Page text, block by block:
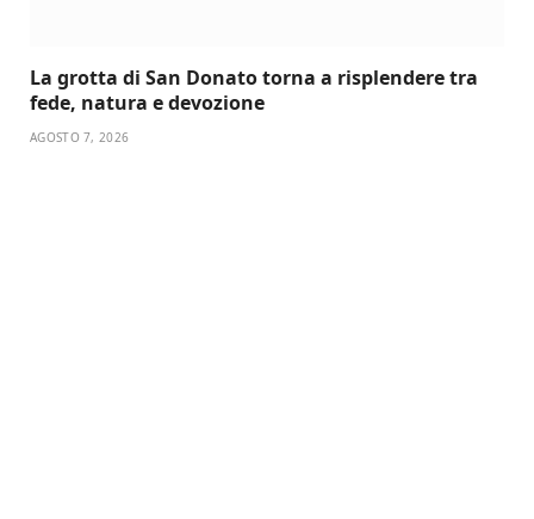
La grotta di San Donato torna a risplendere tra
fede, natura e devozione
AGOSTO 7, 2026